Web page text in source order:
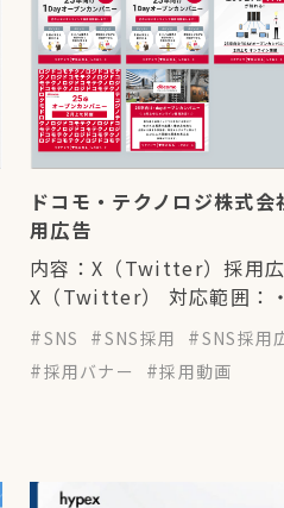
ドコモ・テクノロジ株式
用広告
内容：X（Twitter）採用広
X（Twitter） 対応範囲：・
SNS SNS採用 SNS採用
採用バナー
採用動画